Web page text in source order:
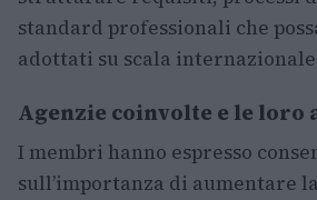
standard professionali che
adottati su scala
Agenzie coinvolte e le loro
I membri hanno espresso
sull’importanza di aumentare